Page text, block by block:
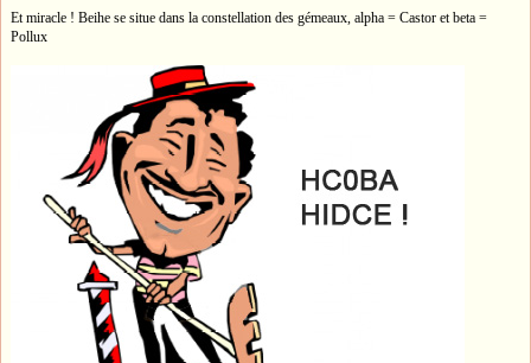
Et miracle ! Beihe se situe dans la constellation des gémeaux, alpha = Castor et beta =
Pollux